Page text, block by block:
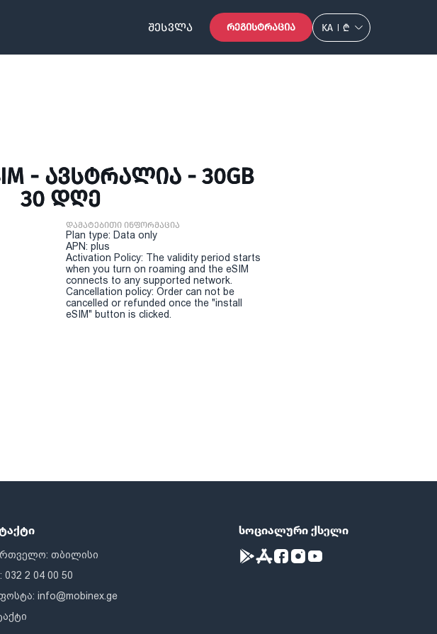
ᲨᲔᲡᲕᲚᲐ ᲠᲔᲒᲘᲡᲢᲠᲐᲪᲘᲐ KA ₾
- ᲐᲕᲡᲢᲠᲐᲚᲘᲐ - 30GB
30 ᲓᲦᲔ
დამატებითი ინფორმაცია
Plan type: Data only
APN: plus
Activation Policy: The validity period starts
when you turn on roaming and the eSIM
connects to any supported network.
Cancellation policy: Order can not be
cancelled or refunded once the "install
eSIM" button is clicked.
თბილისი
2 04 00 50
info@mobinex.ge
სოციალური ქსელი